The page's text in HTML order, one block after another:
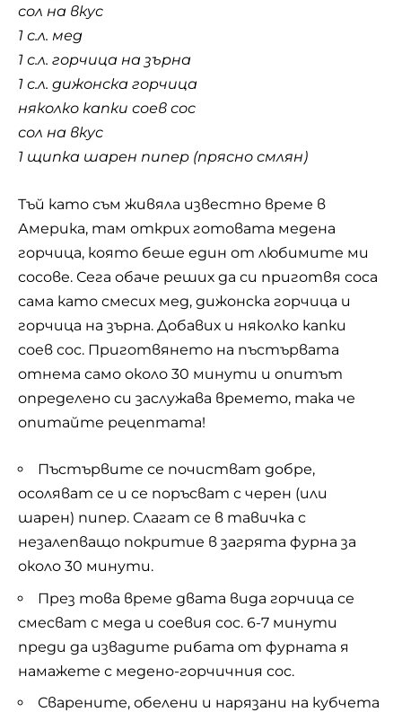
сол на вкус
1 с.л. мед
1 с.л. горчица на зърна
1 с.л. дижонска горчица
няколко капки соев сос
сол на вкус
1 щипка шарен пипер (прясно смлян)
Тъй като съм живяла известно време в
Америка, там открих готовата медена
горчица, която беше един от любимите ми
сосове. Сега обаче реших да си приготвя соса
сама като смесих мед, дижонска горчица и
горчица на зърна. Добавих и няколко капки
соев сос. Приготвянето на пъстървата
отнема само около 30 минути и опитът
определено си заслужава времето, така че
опитайте рецептата!
Пъстървите се почистват добре,
осоляват се и се поръсват с черен (или
шарен) пипер. Слагат се в тавичка с
незалепващо покритие в загрята фурна за
около 30 минути.
През това време двата вида горчица се
смесват с меда и соевия сос. 6-7 минути
преди да извадите рибата от фурната я
намажете с медено-горчичния сос.
Сварените, обелени и нарязани на кубчета